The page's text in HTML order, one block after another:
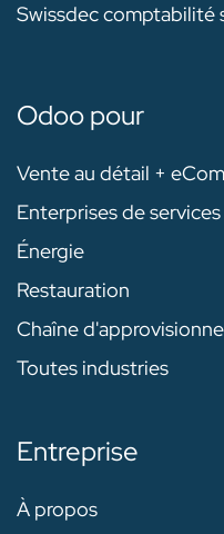
Swissdec comptabilité
Odoo pour
Vente au détail +
Enterprises de services
Énergie
Restauration
Chaîne
Toutes industries
Entreprise
À propos